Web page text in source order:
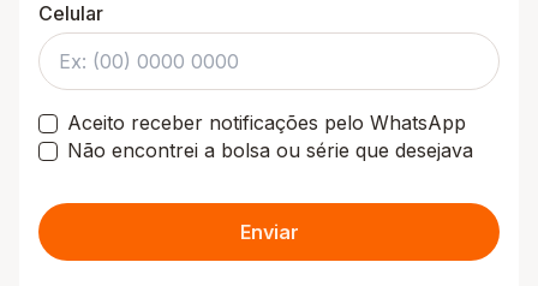
Celular
Aceito receber notificações pelo WhatsApp
Não encontrei a bolsa ou série que desejava
Enviar